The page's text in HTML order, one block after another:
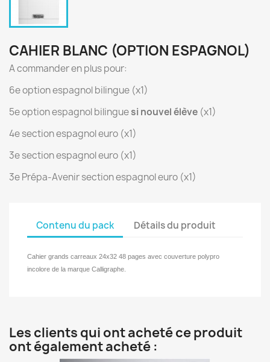
CAHIER BLANC (OPTION ESPAGNOL)
A commander en plus pour:
6e option espagnol bilingue (x1)
5e option espagnol bilinguesi nouvel élève (x1)
4e section espagnol euro (x1)
3e section espagnol euro (x1)
3e Prépa-Avenir section espagnol euro (x1)
Contenu du pack Détails du produit
Cahier grands carreaux 24x32 48 pages avec couverture polypro
incolore de la marque Calligraphe.
Les clients qui ont acheté ce produit
ont également acheté :